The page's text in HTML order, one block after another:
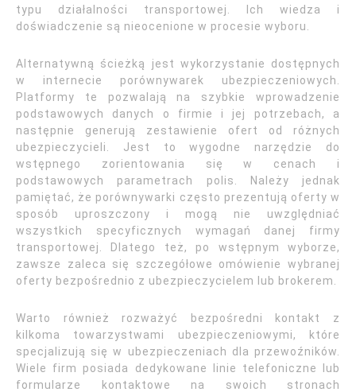
typu działalności transportowej. Ich wiedza i
doświadczenie są nieocenione w procesie wyboru.
Alternatywną ścieżką jest wykorzystanie dostępnych
w internecie porównywarek ubezpieczeniowych.
Platformy te pozwalają na szybkie wprowadzenie
podstawowych danych o firmie i jej potrzebach, a
następnie generują zestawienie ofert od różnych
ubezpieczycieli. Jest to wygodne narzędzie do
wstępnego zorientowania się w cenach i
podstawowych parametrach polis. Należy jednak
pamiętać, że porównywarki często prezentują oferty w
sposób uproszczony i mogą nie uwzględniać
wszystkich specyficznych wymagań danej firmy
transportowej. Dlatego też, po wstępnym wyborze,
zawsze zaleca się szczegółowe omówienie wybranej
oferty bezpośrednio z ubezpieczycielem lub brokerem.
Warto również rozważyć bezpośredni kontakt z
kilkoma towarzystwami ubezpieczeniowymi, które
specjalizują się w ubezpieczeniach dla przewoźników.
Wiele firm posiada dedykowane linie telefoniczne lub
formularze kontaktowe na swoich stronach